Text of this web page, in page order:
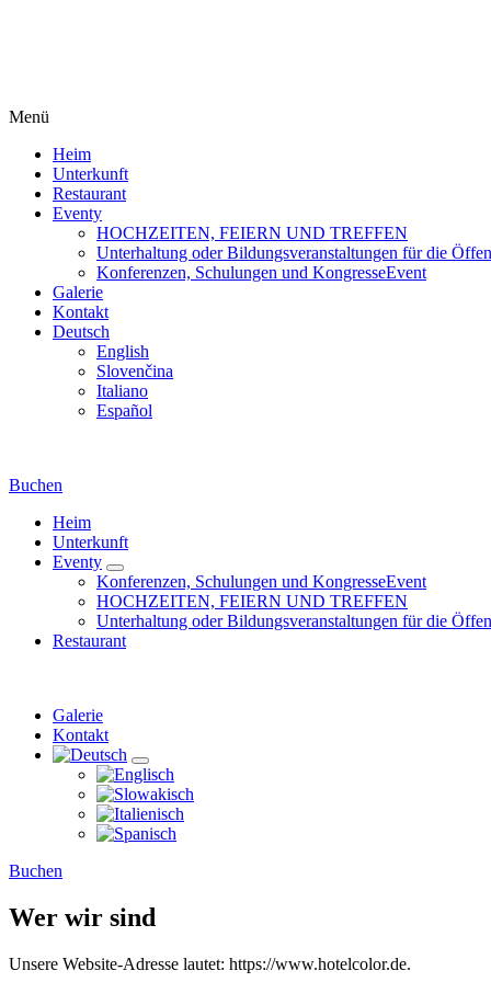
Menü
Heim
Unterkunft
Restaurant
Eventy
HOCHZEITEN, FEIERN UND TREFFEN
Unterhaltung oder Bildungsveranstaltungen für die
Konferenzen, Schulungen und KongresseEvent
Galerie
Kontakt
Deutsch
English
Slovenčina
Italiano
Español
Buchen
Heim
Unterkunft
Eventy
Untermenü
erweitern
Konferenzen, Schulungen und KongresseEvent
HOCHZEITEN, FEIERN UND TREFFEN
Unterhaltung oder Bildungsveranstaltungen für die
Restaurant
Galerie
Kontakt
Untermenü
erweitern
Buchen
Wer wir sind
Unsere Website-Adresse lautet: https://www.hotelcolor.de.